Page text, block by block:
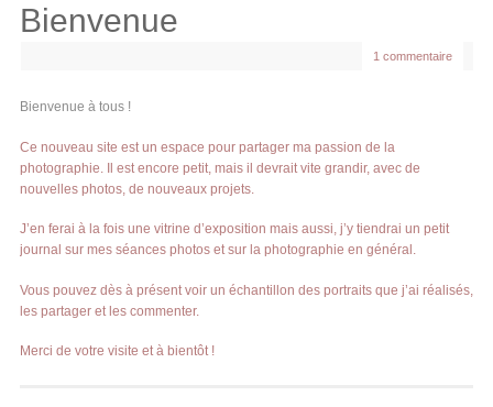
Bienvenue
1 commentaire
Bienvenue à tous !
Ce nouveau site est un espace pour partager ma passion de la
photographie. Il est encore petit, mais il devrait vite grandir, avec de
nouvelles photos, de nouveaux projets.
J’en ferai à la fois une vitrine d’exposition mais aussi, j’y tiendrai un petit
journal sur mes séances photos et sur la photographie en général.
Vous pouvez dès à présent voir un échantillon des portraits que j’ai réalisés,
les partager et les commenter.
Merci de votre visite et à bientôt !